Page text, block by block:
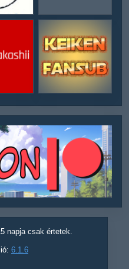
napja csak értetek.
6.1.6